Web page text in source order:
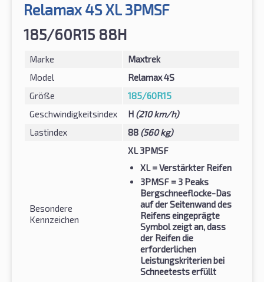
Relamax 4S XL 3PMSF
185/60R15 88H
Marke
Maxtrek
Model
Relamax 4S
Größe
185/60R15
Geschwindigkeitsindex
H (210 km/h)
Lastindex
88 (560 kg)
Besondere
Kennzeichen
XL 3PMSF
XL= Verstärkter Reifen
3PMSF = 3 Peaks
Bergschneeflocke-Das
auf der Seitenwand des
Reifens eingeprägte
Symbol zeigt an, dass
der Reifen die
erforderlichen
Leistungskriterien bei
Schneetests erfüllt